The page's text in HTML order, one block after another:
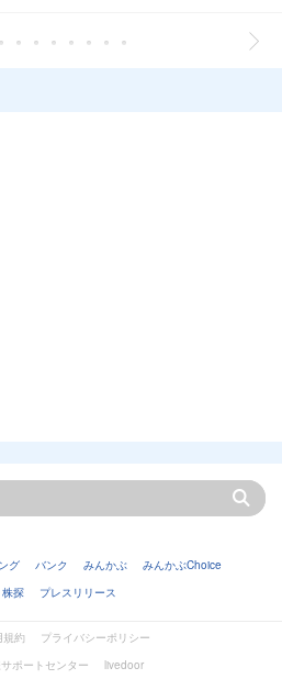
グ バンク みんかぶ
みんかぶChoice
株探 プレスリリース
規約
プライバシーポリシー
ポートセンター
livedoor